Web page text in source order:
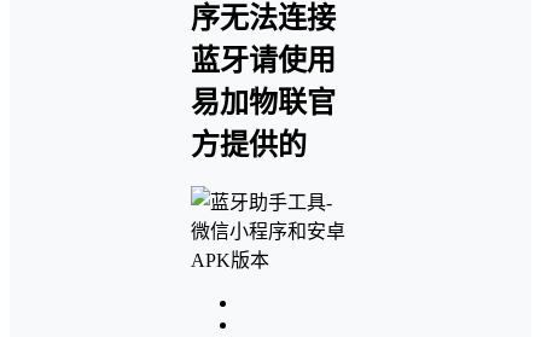
序无法连接
蓝牙请使用
易加物联官
方提供的